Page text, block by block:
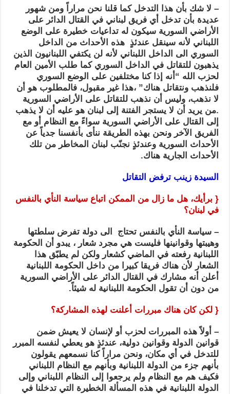
– لا شك بأن هذا التدخل كما قلنا نحن مراراً ومن شهور
عديدة بأن تدخل أي فريق لبناني في القتال الدائر على
الأراضي السورية سيكون له تداعيات خطيرة على الوضع
اللبناني لأنه سينقل عندئذٍ هذه الأحداث من الداخل
السوري الى الداخل اللبناني لأنه لن يكتفي اللبنانيون الذين
يذهبون للتقاتل في الداخل السوري كما طلب الأمين العام
لحزب الله “أنه إذا كنا مختلفين على الوضع السوري
فلنذهب ونتقاتل هناك” ،هذا غير مقبول، فالمطلوب هو أن
لا نذهب، وليس أن نذهب للتقاتل على الأراضي السورية
.من يريد أن لا يستجر الفتنة إلى لبنان هو عليه أن لا يذهب
إلى القتال على الأراضي السورية سواءً مع النظام أو مع
الفريق الآخر ونحن بهذه الطريقة ننأى بأنفسنا جدياً عن
الأحداث السورية وعندئذٍ نجنّب لبنان المخاطر من تلك
الأحداث الجارية هناك.
السيدة زينبترفض التقاتل
{ برأيك، هل ما زال من الممكن اتباع سياسة النأي بالنفس
في لبنان؟
– سياسة النأي بالنفس تحتاج الى دولة تفرض سلطتها
وهيبتها وقوانينها فليست هي مجرد شعار ، يبدو أن الحكومة
اللبنانية رفعته في الماضي كشعار ولكن لم يطبّق هذا
الشعار لأن هناك فريقا كبيرا من داخل الحكومة اللبنانية
أعلن أنه مشارك في القتال الدائر على الأراضي السورية
من دون أن تقول الحكومة اللبنانية له شيئاً.
{ لكن كان هناك مبررات أعلنت لهذه المشاركة؟
– أولاً هذه المبررات لحزب أو لإنسان لا يعيش ضمن
قوانين الدولة وقوانين دولية، عندئذٍ هو يعطي لنفسه المبرر
للتدخل في أي مكان، ونحن مراراً كنا نسمعهم يقولون
بأنهم جزء من الدولة اللبنانية وبأنهم مع النظام اللبناني
فكيف هم مع النظام ولم يرجعوا إلى النظام اللبناني وإلى
الدولة اللبنانية في هذه المسألة الخطيرة التي تدخلنا في